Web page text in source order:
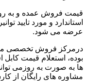
استاندارد و مورد تایید
عرضه می شود.
درمرکز فروش تخصصی ما
بوده، استعلام قیمت
ها به صورت به روزمی
مشاوره های رایگان از